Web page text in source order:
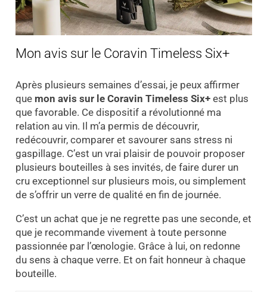
Mon avis sur le Coravin Timeless Six+
Après plusieurs semaines d’essai, je peux affirmer
que mon avis sur le Coravin Timeless Six+est plus
que favorable. Ce dispositif a révolutionné ma
relation au vin. Il m’a permis de découvrir,
redécouvrir, comparer et savourer sans stress ni
gaspillage. C’est un vrai plaisir de pouvoir proposer
plusieurs bouteilles à ses invités, de faire durer un
cru exceptionnel sur plusieurs mois, ou simplement
de s’offrir un verre de qualité en fin de journée.
C’est un achat que je ne regrette pas une seconde, et
que je recommande vivement à toute personne
passionnée par l’œnologie. Grâce à lui, on redonne
du sens à chaque verre. Et on fait honneur à chaque
bouteille.